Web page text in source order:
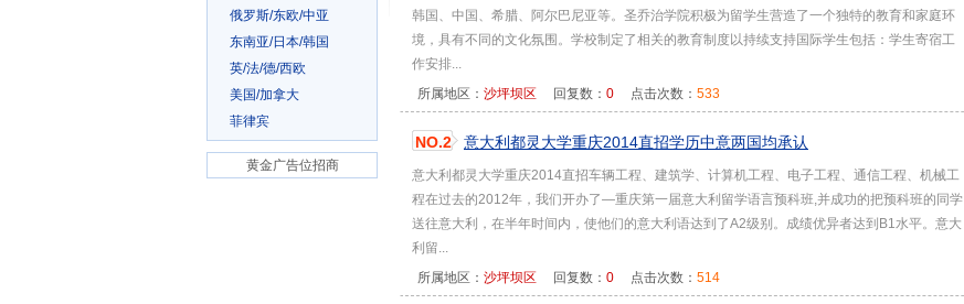
俄罗斯/东欧/中亚
东南亚/日本/韩国
英/法/德/西欧
美国/加拿大
菲律宾
黄金广告位招商
韩国、中国、希腊、阿尔巴尼亚等。圣乔治学院积极为留学生营造了一个独特的教育和家庭环
境，具有不同的文化氛围。学校制定了相关的教育制度以持续支持国际学生包括：学生寄宿工
作安排...
所属地区： 沙坪坝区 回复数： 0 点击次数： 533
NO.2 意大利都灵大学重庆2014直招学历中意两国均承认
意大利都灵大学重庆2014直招车辆工程、建筑学、计算机工程、电子工程、通信工程、机械工
程在过去的2012年，我们开办了—重庆第一届意大利留学语言预科班,并成功的把预科班的同学
送往意大利，在半年时间内，使他们的意大利语达到了A2级别。成绩优异者达到B1水平。意大
利留...
所属地区： 沙坪坝区 回复数： 0 点击次数： 514